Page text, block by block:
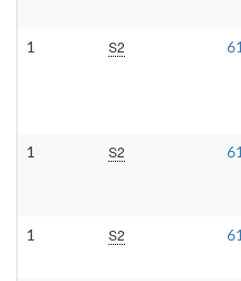
1 S2
1 S2
1 S2